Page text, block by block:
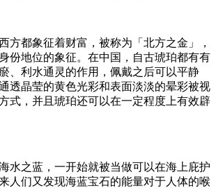
方都象征着财富，被称为「北方之金」，
份地位的象征。在中国，自古琥珀都有有
、利水通灵的作用，佩戴之后可以平静
透晶莹的黄色光彩和表面淡淡的晕彩被视
式，并且琥珀还可以在一定程度上有效辟
水之蓝，一开始就被当做可以在海上庇护
人们又发现海蓝宝石的能量对于人体的喉